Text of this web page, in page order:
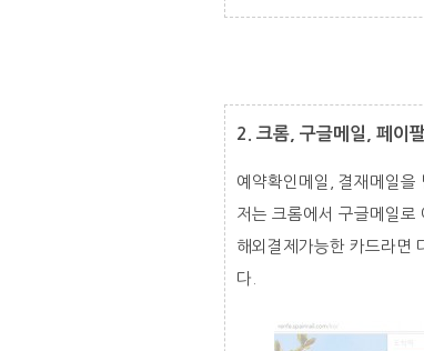
2. 크롬, 구글메일, 페이
예약확인메일, 결재메일을
저는 크롬에서 구글메일로
해외결제가능한 카드라면
다.